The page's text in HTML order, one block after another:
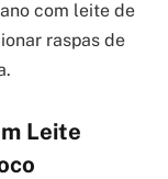
com leite de
raspas de
Leite